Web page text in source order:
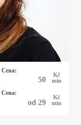
Cena:
50
Kč
min
Cena:
od 29
Kč
min
jsou
věštím
energie